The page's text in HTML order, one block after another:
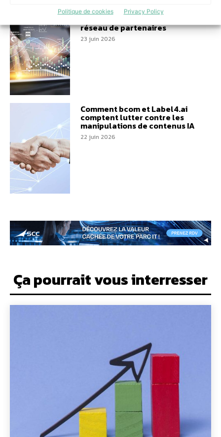
Politique de cookies Privacy Policy
Kissgroup accélère dans le
Cloud et les télécoms avec son
réseau de partenaires
23 juin 2026
Comment bcom et Label4.ai
comptent lutter contre les
manipulations de contenus IA
22 juin 2026
Ça pourrait vous interresser